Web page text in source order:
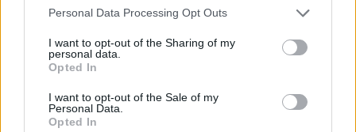
Please note that this website/app uses one or more Google
not limited to your visit or usage behaviour. You may click to
grant or deny consent to Google and its third-party tags to
use your data for below specified purposes in below Google
consent section.
Personal Data Processing Opt Outs
I want to opt-out of the Sharing of my
personal data.
Opted In
I want to opt-out of the Sale of my
Personal Data.
Opted In
MDCXXI-re alakítása, ahol az utolsó számjegy kissé
féloldalas és halványabb, mivel kevesebb festék
jutott rá.